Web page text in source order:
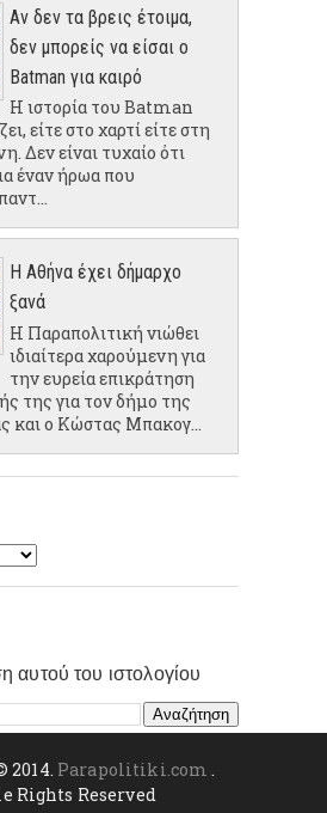
Αν δεν τα βρεις έτοιμα,
δεν μπορείς να είσαι ο
Batman για καιρό
Η ιστορία του Batman
είτε στο χαρτί είτε στη
Δεν είναι τυχαίο ότι
έναν ήρωα που
Η Αθήνα έχει δήμαρχο
ξανά
Η Παραπολιτική νιώθει
ιδιαίτερα χαρούμενη για
την ευρεία επικράτηση
της για τον δήμο της
και ο Κώστας Μπακογ...
αυτού του ιστολογίου
2014. Parapolitiki.com .
Rights Reserved